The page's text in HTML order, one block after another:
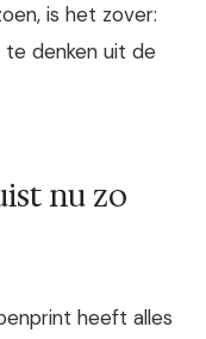
is het zover:
denken uit de
nu zo
heeft alles